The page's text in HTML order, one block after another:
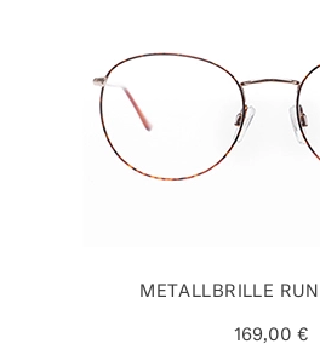
METALLBRILLE
169,00 €